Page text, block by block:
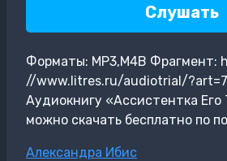
Слушать
Форматы: MP3,M4B Фрагмент:
//www.litres.ru/audiotrial/
Аудиокнигу «Ассистентка
можно скачать бесплатно по
Метки
Александра Ибис